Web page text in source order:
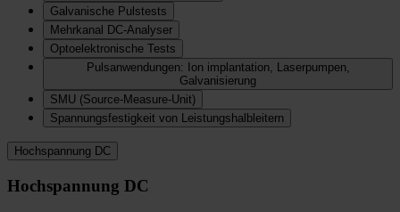
Galvanische Pulstests
Mehrkanal DC-Analyser
Optoelektronische Tests
Pulsanwendungen: Ion implantation, Laserpumpen,
Galvanisierung
SMU (Source-Measure-Unit)
Spannungsfestigkeit von Leistungshalbleitern
Hochspannung DC
Hochspannung DC